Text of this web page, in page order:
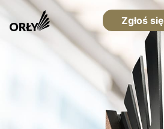
Zgłoś się